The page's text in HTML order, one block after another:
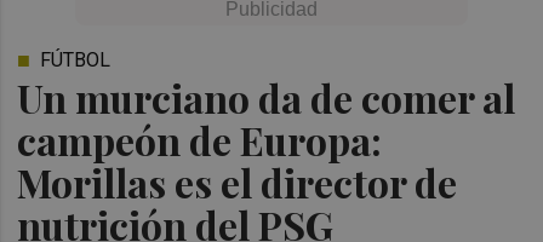
Un murciano da de comer al
campeón de Europa:
Morillas es el director de
nutrición del PSG
FÚTBOL